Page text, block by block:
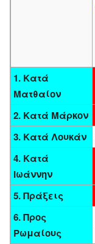
1. Κατά
Ματθαίον
2. Κατά Μάρκον
3. Κατά Λουκάν
4. Κατά
Ιωάννην
5. Πράξεις
6. Προς
Ρωμαίους